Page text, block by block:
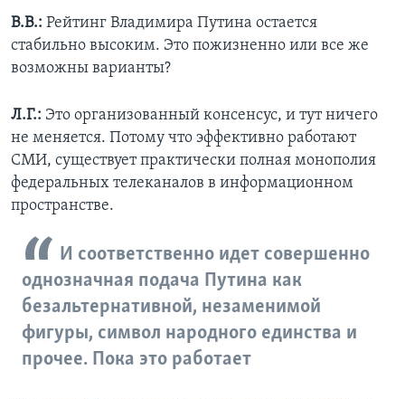
В.В.: Рейтинг Владимира Путина остается
стабильно высоким. Это пожизненно или все же
возможны варианты?
Л.Г.: Это организованный консенсус, и тут ничего
не меняется. Потому что эффективно работают
СМИ, существует практически полная монополия
федеральных телеканалов в информационном
пространстве.
И соответственно идет совершенно
однозначная подача Путина как
безальтернативной, незаменимой
фигуры, символ народного единства и
прочее. Пока это работает